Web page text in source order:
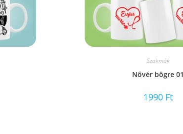
Szakmák
Nővér bögre 01
1990 Ft